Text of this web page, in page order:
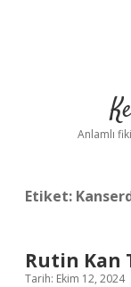
Anlamlı
Etiket:
Rutin Kan
Tarih: Ekim 12, 2024